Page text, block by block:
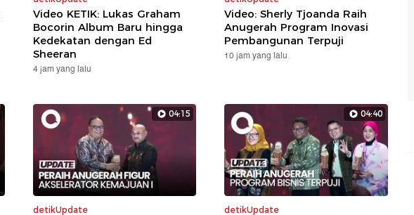
Video KETIK: Lukas Graham
Bocorin Album Baru hingga
Kedekatan dengan Ed
Sheeran
4 jam yang lalu
Video: Sherly Tjoanda Raih
Anugerah Program Inovasi
Pembangunan Terpuji
10 jam yang lalu
04:15
detikUpdate
04:40
detikUpdate